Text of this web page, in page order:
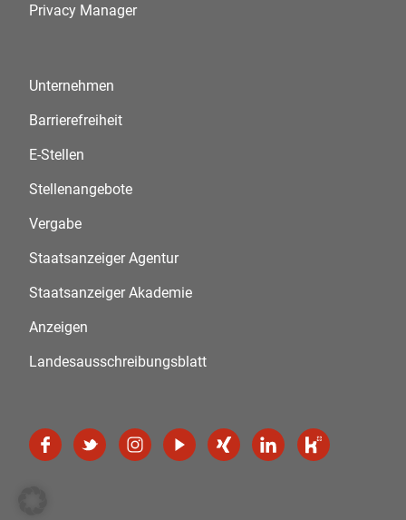
Privacy Manager
Unternehmen
Barrierefreiheit
E-Stellen
Stellenangebote
Vergabe
Staatsanzeiger Agentur
Staatsanzeiger Akademie
Anzeigen
Landesausschreibungsblatt